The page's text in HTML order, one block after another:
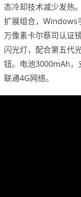
态冷却技术减少发热
扩展组合，Windows
万像素卡尔蔡司认证
闪光灯，配合第五代
钮。电池3000mAh
联通4G网络。